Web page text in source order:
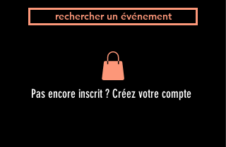
rechercher un événement
Pas encore inscrit ? Créez votre compte